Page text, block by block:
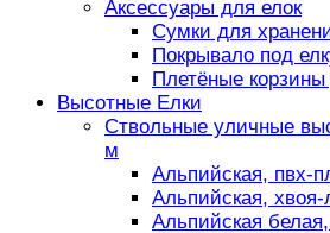
Аксессуары для елок
Сумки для
Покрывало под
Плетёные
Высотные Елки
Ствольные уличные
м
Альпийская, пвх-
Альпийская, хвоя-
Альпийская